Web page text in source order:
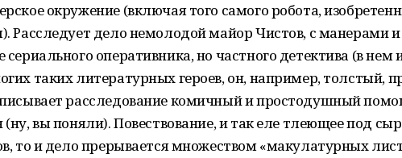
окружение (включая того самого робота,
Расследует дело немолодой майор Чистов, с манерами
сериального оперативника, но частного детектива (в нем
таких литературных героев, он, например, толстый,
расследование комичный и простодушный
вы поняли). Повествование, и так еле тлеющее под
то и дело прерывается множеством «макулатурных